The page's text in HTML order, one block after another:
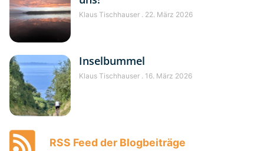
Klaus Tischhauser 22. März 2026
Inselbummel
Klaus Tischhauser 16. März 2026
RSS Feed der Blogbeiträge